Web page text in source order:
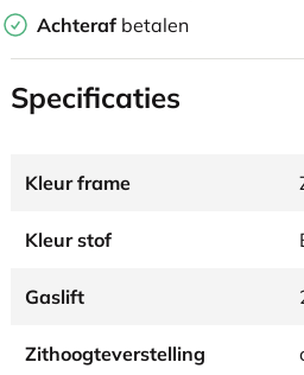
Achteraf betalen
Specificaties
Kleur frame
Kleur stof
Gaslift
Zithoogteverstelling